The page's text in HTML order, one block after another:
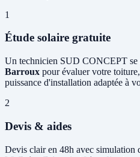
1
Étude solaire gratuite
Un technicien SUD CONCEPT se
Barroux pour évaluer votre
puissance d'installation adaptée à
2
Devis & aides
Devis clair en 48h avec simulation